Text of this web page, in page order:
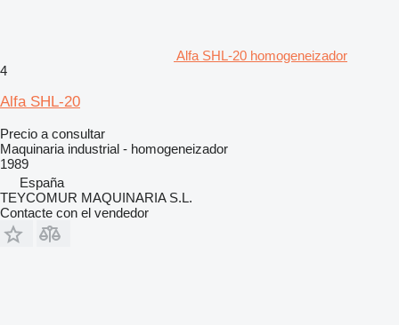
Alfa SHL-20 homogeneizador
4
Alfa SHL-20
Precio a consultar
Maquinaria industrial - homogeneizador
1989
España
TEYCOMUR MAQUINARIA S.L.
Contacte con el vendedor